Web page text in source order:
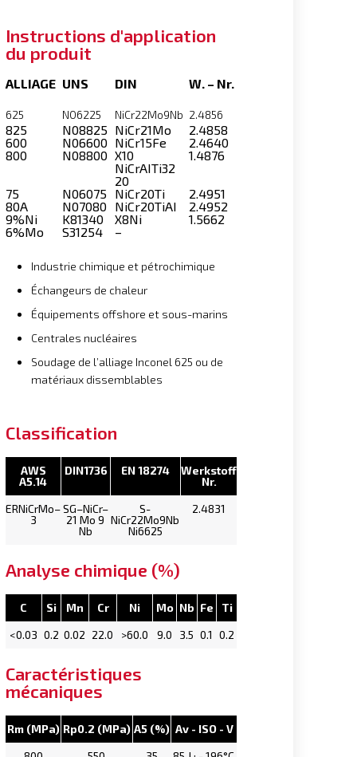
Instructions d'application
du produit
ALLIAGE
625
UNS
N06225
DIN
NiCr22Mo9Nb
W. – Nr.
2.4856
825 N08825 NiCr21Mo
2.4858
600
N06600 NiCr15Fe
2.4640
800
N08800 X10
NiCrAITi32
20
1.4876
75 N06075 NiCr20Ti
2.4951
80A
N07080 NiCr20TiAI
2.4952
9%Ni
K81340 X8Ni
1.5662
6%Mo
S31254 –
Industrie chimique et pétrochimique
Échangeurs de chaleur
Équipements offshore et sous-marins
Centrales nucléaires
Soudage de l’alliage Inconel 625 ou de
matériaux dissemblables
Classification
AWS
A5.14
DIN1736 EN 18274
Werkstoff
Nr.
ERNiCrMo–
3
SG–NiCr–
21 Mo 9
Nb
S-
NiCr22Mo9Nb
Ni6625
2.4831
Analyse chimique (%)
C Si Mn Cr Ni Mo Nb Fe
Ti
<0.03 0.2 0.02 22.0 >60.0 9.0 3.5 0.1 0.2
Caractéristiques
mécaniques
Rm (MPa) Rp0.2 (MPa) A5 (%) Av - ISO - V